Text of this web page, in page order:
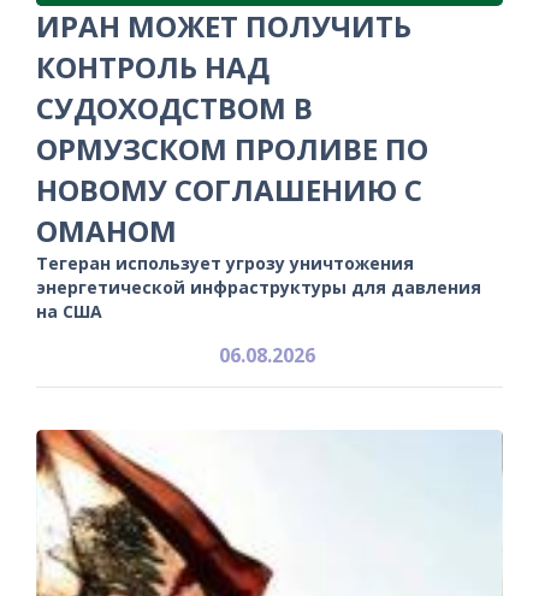
ИРАН МОЖЕТ ПОЛУЧИТЬ
КОНТРОЛЬ НАД
СУДОХОДСТВОМ В
ОРМУЗСКОМ ПРОЛИВЕ ПО
НОВОМУ СОГЛАШЕНИЮ С
ОМАНОМ
Тегеран использует угрозу уничтожения
энергетической инфраструктуры для давления
на США
06.08.2026